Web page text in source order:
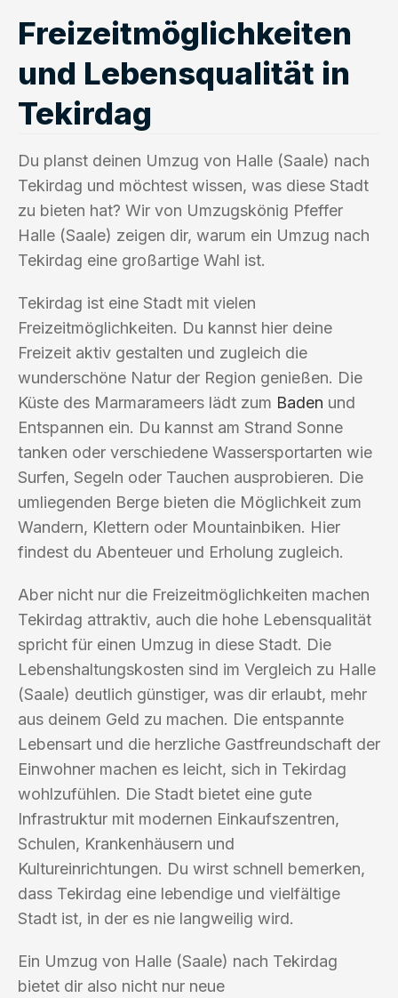
Freizeitmöglichkeiten
und Lebensqualität in
Tekirdag
Du planst deinen Umzug von Halle (Saale) nach
Tekirdag und möchtest wissen, was diese Stadt
zu bieten hat? Wir von Umzugskönig Pfeffer
Halle (Saale) zeigen dir, warum ein Umzug nach
Tekirdag eine großartige Wahl ist.
Tekirdag ist eine Stadt mit vielen
Freizeitmöglichkeiten. Du kannst hier deine
Freizeit aktiv gestalten und zugleich die
wunderschöne Natur der Region genießen. Die
Küste des Marmarameers lädt zum Baden und
Entspannen ein. Du kannst am Strand Sonne
tanken oder verschiedene Wassersportarten wie
Surfen, Segeln oder Tauchen ausprobieren. Die
umliegenden Berge bieten die Möglichkeit zum
Wandern, Klettern oder Mountainbiken. Hier
findest du Abenteuer und Erholung zugleich.
Aber nicht nur die Freizeitmöglichkeiten machen
Tekirdag attraktiv, auch die hohe Lebensqualität
spricht für einen Umzug in diese Stadt. Die
Lebenshaltungskosten sind im Vergleich zu Halle
(Saale) deutlich günstiger, was dir erlaubt, mehr
aus deinem Geld zu machen. Die entspannte
Lebensart und die herzliche Gastfreundschaft der
Einwohner machen es leicht, sich in Tekirdag
wohlzufühlen. Die Stadt bietet eine gute
Infrastruktur mit modernen Einkaufszentren,
Schulen, Krankenhäusern und
Kultureinrichtungen. Du wirst schnell bemerken,
dass Tekirdag eine lebendige und vielfältige
Stadt ist, in der es nie langweilig wird.
Ein Umzug von Halle (Saale) nach Tekirdag
bietet dir also nicht nur neue